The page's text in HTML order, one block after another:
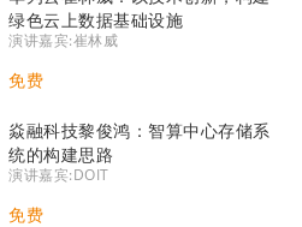
绿色云上数据基础设施
演讲嘉宾:崔林威
免费
焱融科技黎俊鸿：智算中心存储系
统的构建思路
演讲嘉宾:DOIT
免费